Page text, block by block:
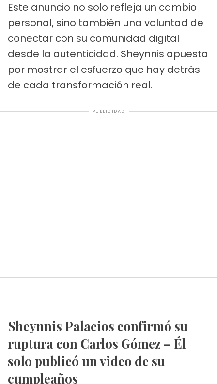
Este anuncio no solo refleja un cambio
personal, sino también una voluntad de
conectar con su comunidad digital
desde la autenticidad. Sheynnis apuesta
por mostrar el esfuerzo que hay detrás
de cada transformación real.
PUBLICIDAD
Sheynnis Palacios confirmó su
ruptura con Carlos Gómez – Él
solo publicó un video de su
cumpleaños